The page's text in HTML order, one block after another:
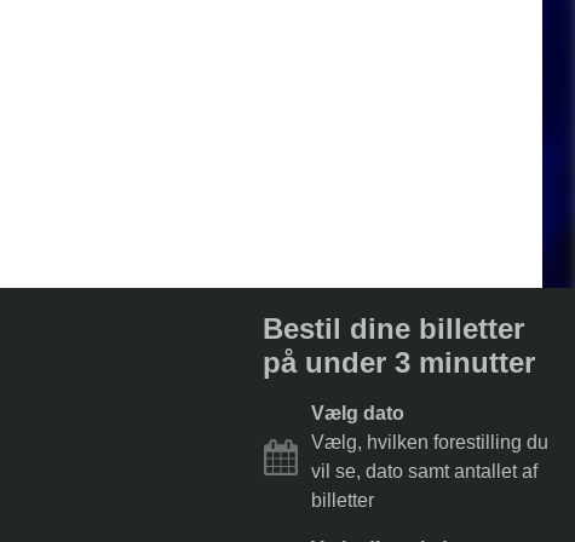
Bestil dine billetter
på under 3 minutter
Vælg dato
Vælg, hvilken forestilling du
vil se, dato samt antallet af
billetter